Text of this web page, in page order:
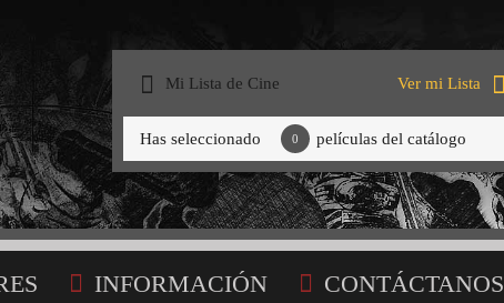
Mi Lista de Cine Ver mi Lista
Has seleccionado 0 películas del catálogo
INFORMACIÓN CONTÁCTANOS